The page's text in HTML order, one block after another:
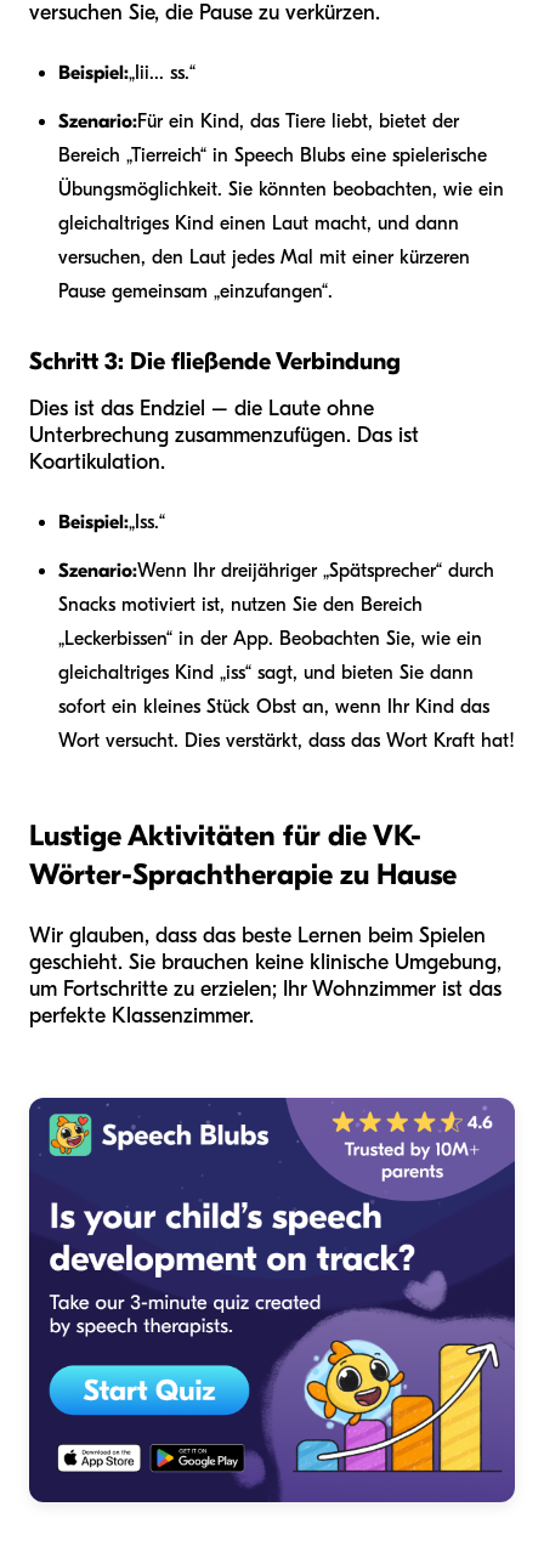
versuchen Sie, die Pause zu verkürzen.
Beispiel:„Iii... ss.“
Szenario:Für ein Kind, das Tiere liebt, bietet der
Bereich „Tierreich“ in Speech Blubs eine spielerische
Übungsmöglichkeit. Sie könnten beobachten, wie ein
gleichaltriges Kind einen Laut macht, und dann
versuchen, den Laut jedes Mal mit einer kürzeren
Pause gemeinsam „einzufangen“.
Schritt 3: Die fließende Verbindung
Dies ist das Endziel – die Laute ohne
Unterbrechung zusammenzufügen. Das ist
Koartikulation.
Beispiel:„Iss.“
Szenario:Wenn Ihr dreijähriger „Spätsprecher“ durch
Snacks motiviert ist, nutzen Sie den Bereich
„Leckerbissen“ in der App. Beobachten Sie, wie ein
gleichaltriges Kind „iss“ sagt, und bieten Sie dann
sofort ein kleines Stück Obst an, wenn Ihr Kind das
Wort versucht. Dies verstärkt, dass das Wort Kraft hat!
Lustige Aktivitäten für die VK-
Wörter-Sprachtherapie zu Hause
Wir glauben, dass das beste Lernen beim Spielen
geschieht. Sie brauchen keine klinische Umgebung,
um Fortschritte zu erzielen; Ihr Wohnzimmer ist das
perfekte Klassenzimmer.